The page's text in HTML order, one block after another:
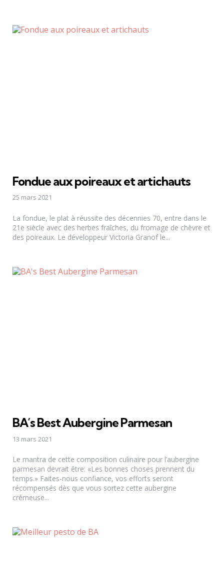
Fondue aux poireaux et artichauts
25 mars 2021
La fondue, le plat à réussite des décennies 70, entre dans le
21e siècle avec des herbes fraîches, du fromage de chèvre et
des poireaux. Le développeur Victoria Granof le...
BA’s Best Aubergine Parmesan
13 mars 2021
Le mantra de cette composition culinaire pour l’aubergine
parmesan devrait être: «Les bonnes choses prennent du
temps.» Faites-nous confiance, vos efforts seront
récompensés dès que vous sortez cette aubergine
crémeuse...